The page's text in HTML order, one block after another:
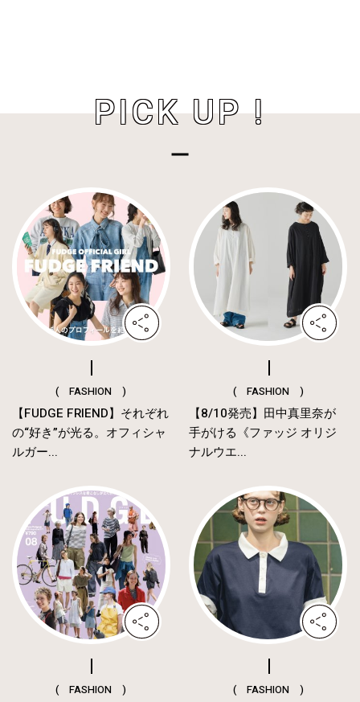
PICK UP !
( FASHION )
【FUDGE FRIEND】それぞれ
の“好き”が光る。オフィシャ
ルガー...
( FASHION )
【8/10発売】田中真里奈が
手がける《ファッジ オリジ
ナルウエ...
( FASHION ) ( FASHION )